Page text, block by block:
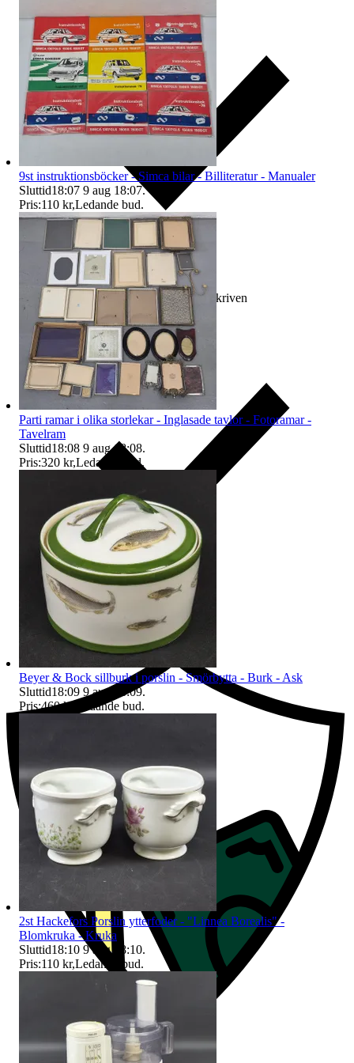
Ersättning om varan inte är som beskriven
Ersättning om du inte får din vara
9st instruktionsböcker - Simca bilar - Billiteratur - Manualer
Sluttid18:07 9 aug 18:07.
Pris:110 kr,Ledande bud.
Parti ramar i olika storlekar - Inglasade tavlor - Fotoramar -
Tavelram
Sluttid18:08 9 aug 18:08.
Pris:320 kr,Ledande bud.
Beyer & Bock sillburk i porslin - Smörbytta - Burk - Ask
Sluttid18:09 9 aug 18:09.
Pris:460 kr Ledande bud.
2st Hackefors Porslin ytterfoder - "Linnea Borealis" -
Blomkruka - Kruka
Sluttid18:10 9 aug 18:10.
Pris:110 kr,Ledande bud.